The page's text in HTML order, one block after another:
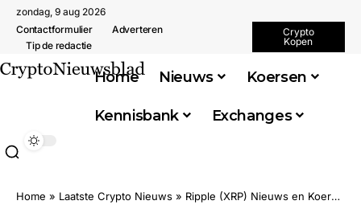
zondag, 9 aug 2026
Contactformulier
Adverteren
Tip de redactie
Crypto
Kopen
Home Nieuws Koersen
Kennisbank Exchanges
Home » Laatste Crypto Nieuws » Ripple (XRP) Nieuws en Koersverwachting Vandaag